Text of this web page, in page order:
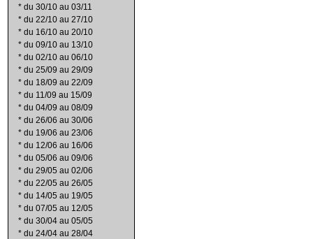
* du 30/10 au 03/11
* du 22/10 au 27/10
* du 16/10 au 20/10
* du 09/10 au 13/10
* du 02/10 au 06/10
* du 25/09 au 29/09
* du 18/09 au 22/09
* du 11/09 au 15/09
* du 04/09 au 08/09
* du 26/06 au 30/06
* du 19/06 au 23/06
* du 12/06 au 16/06
* du 05/06 au 09/06
* du 29/05 au 02/06
* du 22/05 au 26/05
* du 14/05 au 19/05
* du 07/05 au 12/05
* du 30/04 au 05/05
* du 24/04 au 28/04